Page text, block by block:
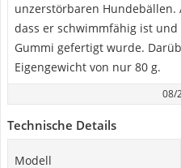
unzerstörbaren
dass er schwimmfähig ist
Gummi gefertigt wurde.
Eigengewicht von nur 80 g.
08/
Technische Details
Modell